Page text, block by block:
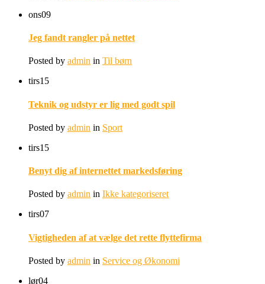
ons09
Jeg fandt rangler på nettet
Posted by admin in Til børn
tirs15
Teknik og udstyr er lig med godt spil
Posted by admin in Sport
tirs15
Benyt dig af internettet markedsføring
Posted by admin in Ikke kategoriseret
tirs07
Vigtigheden af at vælge det rette flyttefirma
Posted by admin in Service og Økonomi
lør04